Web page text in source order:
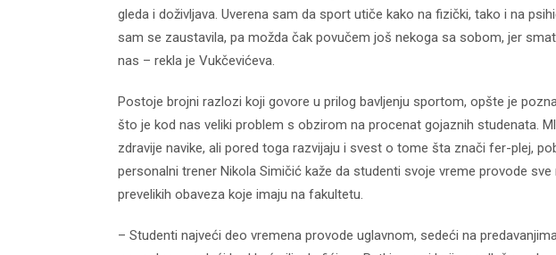
gleda i doživljava. Uverena sam da sport utiče kako na fizički, tako i na
sam se zaustavila, pa možda čak povučem još nekoga sa sobom, jer
nas – rekla je Vukčevićeva.
Postoje brojni razlozi koji govore u prilog bavljenju sportom, opšte je
što je kod nas veliki problem s obzirom na procenat gojaznih studenata.
zdravije navike, ali pored toga razvijaju i svest o tome šta znači fer-plej,
personalni trener Nikola Simičić kaže da studenti svoje vreme provode
prevelikih obaveza koje imaju na fakultetu.
– Studenti najveći deo vremena provode uglavnom, sedeći na
kod04-
2017
kod04-